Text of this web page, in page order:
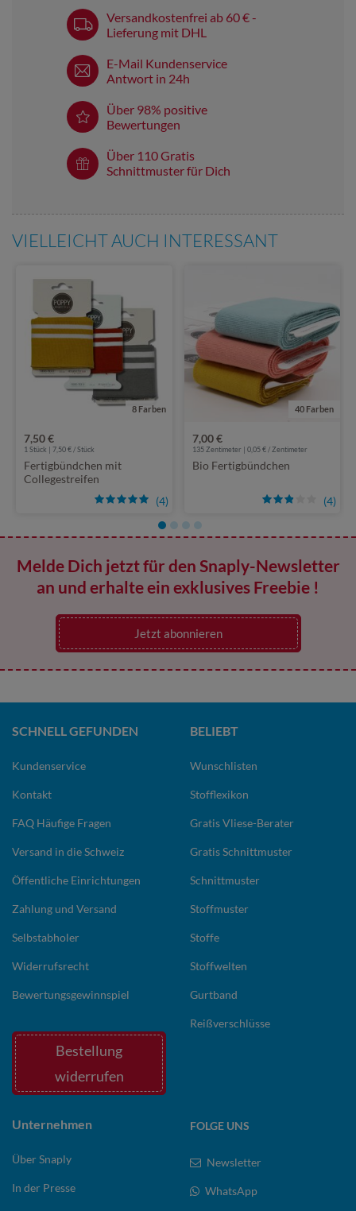
Versandkostenfrei ab 60 € -
Lieferung mit DHL
E-Mail Kundenservice
Antwort in 24h
Über 98% positive
Bewertungen
Über 110 Gratis
Schnittmuster für Dich
VIELLEICHT AUCH INTERESSANT
8 Farben
(4)
7,50 €
1 Stück | 7,50 € / Stück
Fertigbündchen mit
Collegestreifen
40 Farben
(4)
7,00 €
135 Zentimeter | 0,05 € / Zentimeter
Bio Fertigbündchen
Melde Dich jetzt für den Snaply-Newsletter
an und erhalte ein exklusives Freebie !
Jetzt abonnieren
SCHNELL GEFUNDEN
Kundenservice
Kontakt
FAQ Häufige Fragen
Versand in die Schweiz
Öffentliche Einrichtungen
Zahlung und Versand
Selbstabholer
Widerrufsrecht
Bewertungsgewinnspiel
Bestellung
widerrufen
BELIEBT
Wunschlisten
Stofflexikon
Gratis Vliese-Berater
Gratis Schnittmuster
Schnittmuster
Stoffmuster
Stoffe
Stoffwelten
Gurtband
Reißverschlüsse
Unternehmen
Über Snaply
In der Presse
FOLGE UNS
Newsletter
WhatsApp